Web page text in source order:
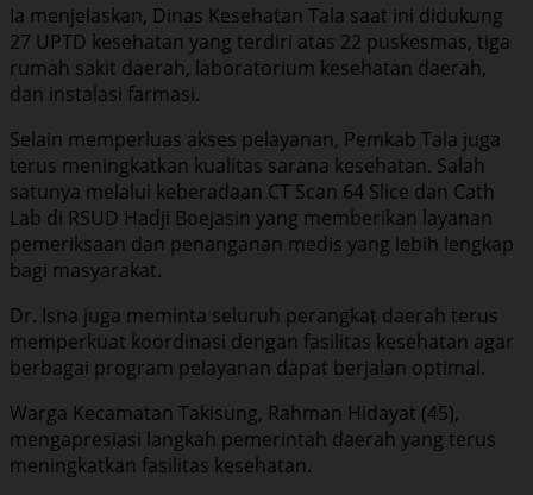
Ia menjelaskan, Dinas Kesehatan Tala saat ini didukung
27 UPTD kesehatan yang terdiri atas 22 puskesmas, tiga
rumah sakit daerah, laboratorium kesehatan daerah,
dan instalasi farmasi.
Selain memperluas akses pelayanan, Pemkab Tala juga
terus meningkatkan kualitas sarana kesehatan. Salah
satunya melalui keberadaan CT Scan 64 Slice dan Cath
Lab di RSUD Hadji Boejasin yang memberikan layanan
pemeriksaan dan penanganan medis yang lebih lengkap
bagi masyarakat.
Dr. Isna juga meminta seluruh perangkat daerah terus
memperkuat koordinasi dengan fasilitas kesehatan agar
berbagai program pelayanan dapat berjalan optimal.
Warga Kecamatan Takisung, Rahman Hidayat (45),
mengapresiasi langkah pemerintah daerah yang terus
meningkatkan fasilitas kesehatan.